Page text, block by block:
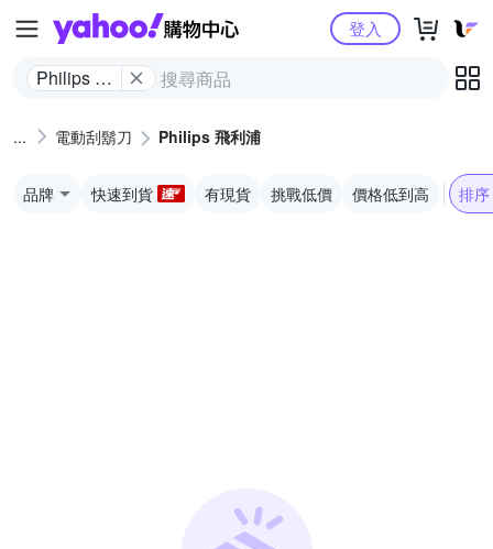
Yahoo購物中心
Philips 飛
登入
電動刮鬍刀 Philips 飛利浦
品牌 快速到貨 有現貨 挑戰低價 價格低到高 排序